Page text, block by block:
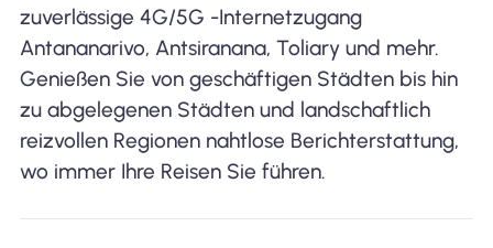
zuverlässige 4G/5G -Internetzugang
Antananarivo, Antsiranana, Toliary und mehr.
Genießen Sie von geschäftigen Städten bis hin
zu abgelegenen Städten und landschaftlich
reizvollen Regionen nahtlose Berichterstattung,
wo immer Ihre Reisen Sie führen.